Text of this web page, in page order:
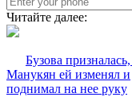
Читайте далее:
Бузова
Манукян ей изменял и
поднимал на нее руку